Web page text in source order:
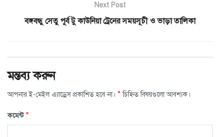
Next Post
বঙ্গবন্ধু সেতু পূর্ব টু কাউনিয়া ট্রেনের সময়সূচী ও ভাড়া তালিকা
মন্তব্য করুন
আপনার ই-মেইল এ্যাড্রেস প্রকাশিত হবে না। * চিহ্নিত বিষয়গুলো আবশ্যক।
কমেন্ট*